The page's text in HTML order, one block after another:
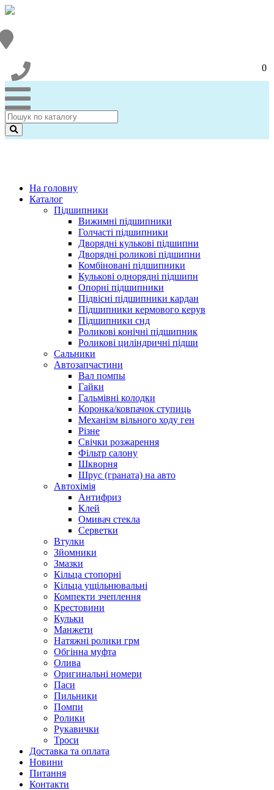
0
На головну
Каталог
Підшипники
Вижимні підшипники
Голчасті підшипники
Дворядні кулькові підшипни
Дворядні роликові підшипни
Комбіновані підшипники
Кулькові однорядні підшипн
Опорні підшипники
Підвісні підшипники кардан
Підшипники кермового керув
Підшипники снд
Роликові конічні підшипник
Роликові циліндричні підши
Сальники
Автозапчастини
Вал помпы
Гайки
Гальмівні колодки
Коронка/ковпачок ступиць
Механізм вільного ходу ген
Різне
Свічки розжарення
Фільтр салону
Шкворня
Шрус (граната) на авто
Автохімія
Антифриз
Клей
Омивач стекла
Серветки
Втулки
Зйомники
Змазки
Кільца стопорні
Кільца ущільнювальні
Компекти зчеплення
Крестовини
Кульки
Манжети
Натяжні ролики грм
Обгінна муфта
Олива
Оригинальні номери
Паси
Пильники
Помпи
Ролики
Рукавички
Троси
Доставка та оплата
Новини
Питання
Контакти